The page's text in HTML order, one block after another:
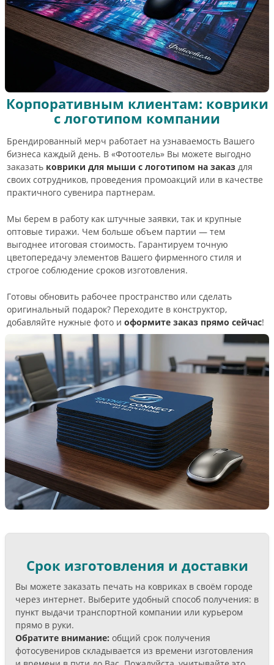
Корпоративным клиентам: коврики
с логотипом компании
Брендированный мерч работает на узнаваемость Вашего
бизнеса каждый день. В «Фотоотель» Вы можете выгодно
заказать коврики для мыши с логотипом на заказ для
своих сотрудников, проведения промоакций или в качестве
практичного сувенира партнерам.
Мы берем в работу как штучные заявки, так и крупные
оптовые тиражи. Чем больше объем партии — тем
выгоднее итоговая стоимость. Гарантируем точную
цветопередачу элементов Вашего фирменного стиля и
строгое соблюдение сроков изготовления.
Готовы обновить рабочее пространство или сделать
оригинальный подарок? Переходите в конструктор,
добавляйте нужные фото и оформите заказ прямо сейчас!
Срок изготовления и доставки
Вы можете заказать печать на ковриках в своём городе
через интернет. Выберите удобный способ получения: в
пункт выдачи транспортной компании или курьером
прямо в руки.
Обратите внимание: общий срок получения
фотосувениров складывается из времени изготовления